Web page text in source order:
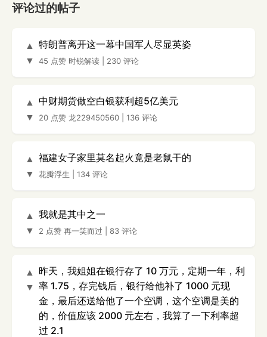
评论过的帖子
▲
▼
特朗普离开这一幕中国军人尽显英姿
45 点赞 时锐解读 230 评论
▲
▼
中财期货做空白银获利超5亿美元
20 点赞 龙229450560 136 评论
▲
▼
福建女子家里莫名起火竟是老鼠干的
花瓣浮生 134 评论
▲
▼
我就是其中之一
2 点赞 再一笑而过 83 评论
▲
▼
昨天，我姐姐在银行存了 10 万元，定期一年，利
率 1.75，存完钱后，银行给他补了 1000 元现
金，最后还送给他了一个空调，这个空调是美的
的，价值应该 2000 元左右，我算了一下利率超
过 2.1